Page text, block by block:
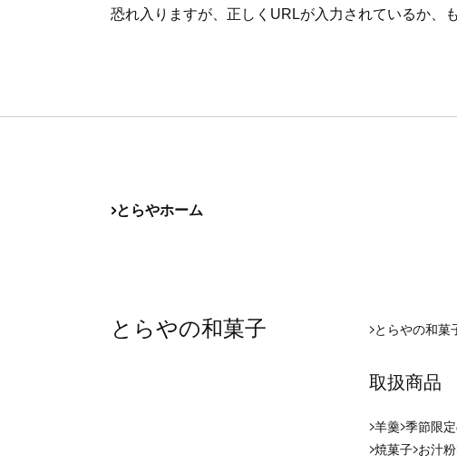
恐れ入りますが、正しくURLが入力されているか、
とらやホーム
とらやの和菓子 とらやの和菓
取扱商品
羊羹 季節限
焼菓子 お汁粉